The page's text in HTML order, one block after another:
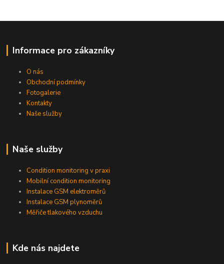
Informace pro zákazníky
O nás
Obchodní podmínky
Fotogalerie
Kontakty
Naše služby
Naše služby
Condition monitoring v praxi
Mobilní condition monitoring
Instalace GSM elektroměrů
Instalace GSM plynoměrů
Měřiče tlakového vzduchu
Kde nás najdete